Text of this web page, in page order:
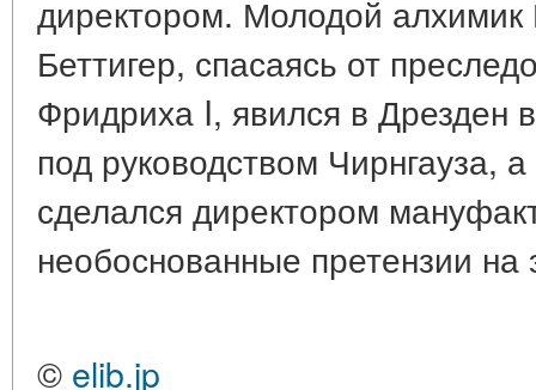
директором. Молодой алхимик
Беттигер, спасаясь от
Фридриха I, явился в Дрезден
под руководством Чирнгауза,
сделался директором
необоснованные претензии на
© elib.jp